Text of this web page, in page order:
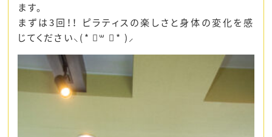
ます。
まずは3回！！ ピラティスの楽しさと身体の変化を感
じてください⸜(* ॑꒳ ॑* )⸝